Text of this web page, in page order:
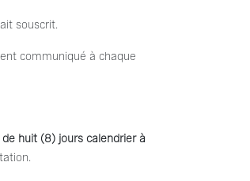
souscrit.
communiqué à chaque
huit (8) jours calendrier à